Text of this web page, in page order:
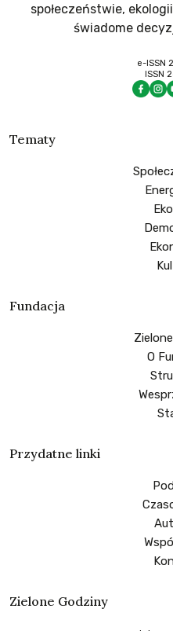
społeczeństwie,
świadome
e-ISSN
ISSN
Tematy
Fundacja
O
Przydatne linki
Zielone Godziny